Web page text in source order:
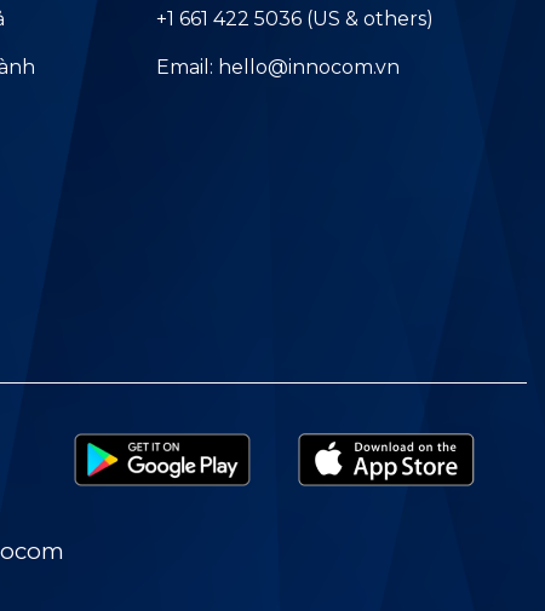
+1 661 422 5036 (US & others)
Email: hello@innocom.vn